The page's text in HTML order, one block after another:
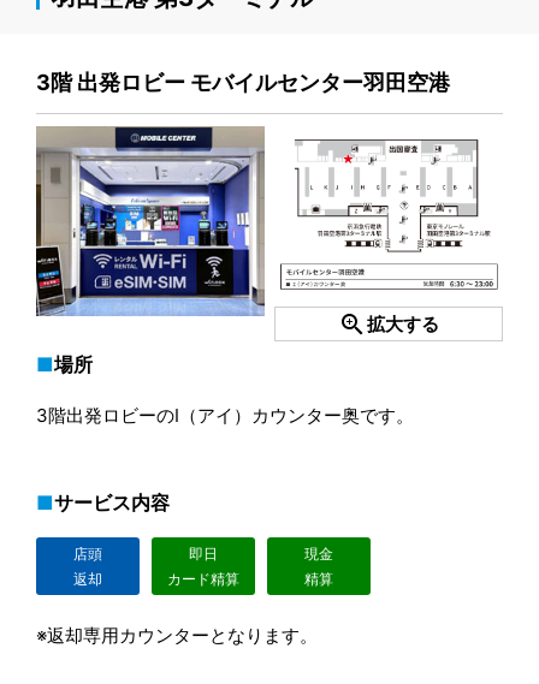
3階 出発ロビー モバイルセンター羽田空港
zoom_in拡大する
場所
3階出発ロビーのI（アイ）カウンター奥です。
サービス内容
店頭
返却
即日
カード精算
現金
精算
※返却専用カウンターとなります。